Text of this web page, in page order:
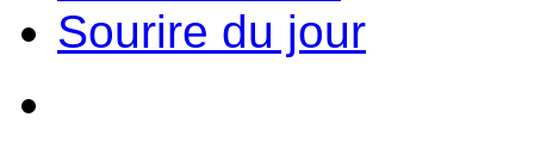
Sourire du jour